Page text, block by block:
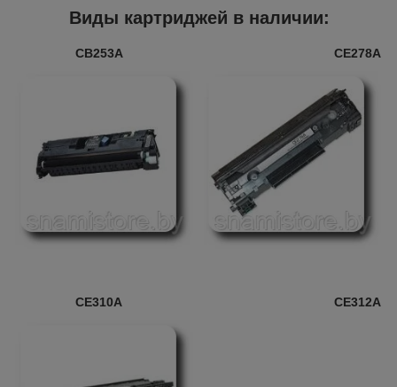
Виды картриджей в наличии:
CB253A CE278A
CE310A CE312A